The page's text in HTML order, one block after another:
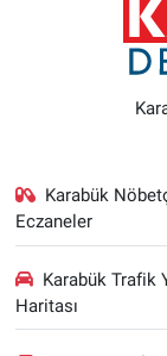
Karabük
Eczaneler
Karabük Trafik
Haritası